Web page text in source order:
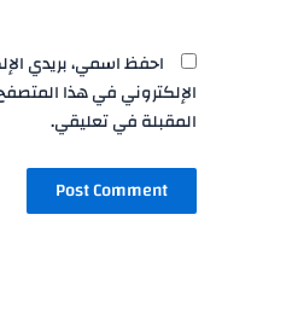
احفظ اسمي، بريدي
الإلكتروني في هذا
المقبلة في تعليقي.